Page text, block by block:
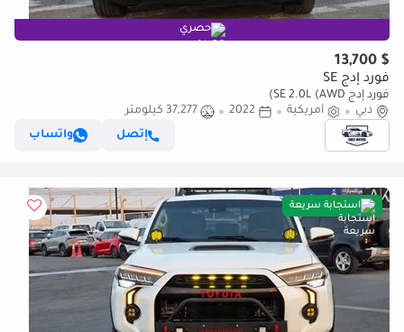
حصري
$ 13,700
فورد إدج SE
فورد إدج SE 2.0L (AWD)
دبي
أمريكية 2022
37,277 كيلومتر
إتصل
واتساب
استجابة سريعة